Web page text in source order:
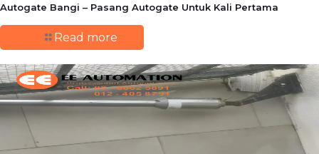
Autogate Bangi – Pasang Autogate Untuk Kali Pertama
Read more